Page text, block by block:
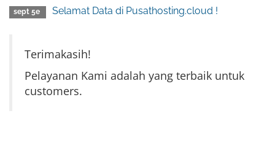
sept 5e Selamat Data di Pusathosting.cloud !
Terimakasih!
Pelayanan Kami adalah yang terbaik untuk
customers.